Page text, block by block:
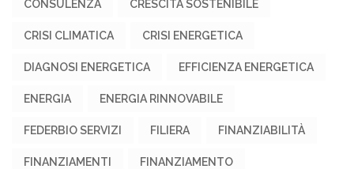
CONSULENZA CRESCITA SOSTENIBILE
CRISI CLIMATICA CRISI ENERGETICA
DIAGNOSI ENERGETICA EFFICIENZA ENERGETICA
ENERGIA ENERGIA RINNOVABILE
FEDERBIO SERVIZI FILIERA FINANZIABILITÀ
FINANZIAMENTI FINANZIAMENTO